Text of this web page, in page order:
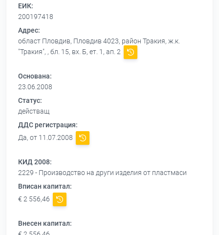
ЕИК:
200197418
Адрес:
област Пловдив, Пловдив 4023, район Тракия, ж.к.
"Тракия", , бл. 15, вх. Б, ет. 1, ап. 2
Основана:
23.06.2008
Статус:
действащ
ДДС регистрация:
Да, от 11.07.2008
КИД 2008:
2229 - Производство на други изделия от пластмаси
Вписан капитал:
€ 2 556,46
Внесен капитал: